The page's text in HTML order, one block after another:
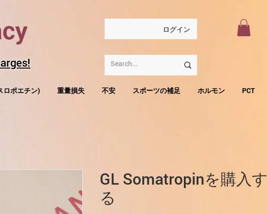
ログイン
ロポエチン) 重量損失 不安 スポーツの補足 ホルモン PCT
GL Somatropinを購入す
る